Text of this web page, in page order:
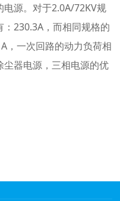
源。对于2.0A/72KV规
230.3A，而相同规格的
，一次回路的动力负荷相
尘器电源 ，三相电源的优